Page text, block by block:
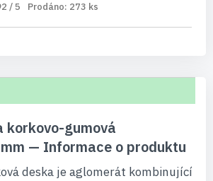
/ 5 Prodáno: 273 ks
korkovo-gumová
— Informace o produktu
deska je aglomerát kombinující